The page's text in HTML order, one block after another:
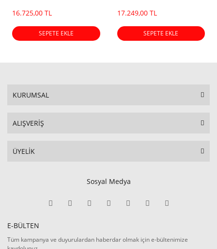
16.725,00 TL
SEPETE EKLE
17.249,00 TL
SEPETE EKLE
KURUMSAL
ALIŞVERİŞ
ÜYELİK
Sosyal Medya
E-BÜLTEN
Tüm kampanya ve duyurulardan haberdar olmak için e-bültenimize